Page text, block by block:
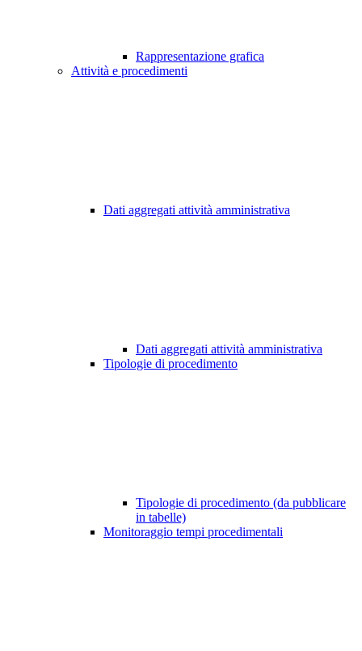
Rappresentazione grafica
Attività e procedimenti
Dati aggregati attività amministrativa
Dati aggregati attività amministrativa
Tipologie di procedimento
Tipologie di procedimento (da pubblicare
in tabelle)
Monitoraggio tempi procedimentali